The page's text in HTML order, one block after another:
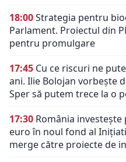
18:00Strategia pentru
Parlament. Proiectul din
pentru promulgare
17:45 Cu ce riscuri ne
ani. Ilie Bolojan vorbește
Sper să putem trece la o
17:30 România investește
euro în noul fond al
merge către proiecte de